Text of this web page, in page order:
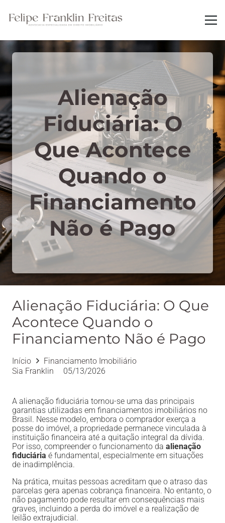
Alienação
Fiduciária: O
Que Acontece
Quando o
Financiamento
Não é Pago
Alienação Fiduciária: O Que
Acontece Quando o
Financiamento Não é Pago
Início
Financiamento Imobiliário
Sia Franklin
05/13/2026
A alienação fiduciária tornou-se uma das principais
garantias utilizadas em financiamentos imobiliários no
Brasil. Nesse modelo, embora o comprador exerça a
posse do imóvel, a propriedade permanece vinculada à
instituição financeira até a quitação integral da dívida.
Por isso, compreender o funcionamento da alienação
fiduciária é fundamental, especialmente em situações
de inadimplência.
Na prática, muitas pessoas acreditam que o atraso das
parcelas gera apenas cobrança financeira. No entanto, o
não pagamento pode resultar em consequências mais
graves, incluindo a perda do imóvel e a realização de
leilão extrajudicial.